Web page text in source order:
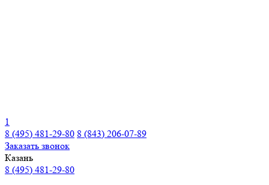
1
8 (495) 481-29-80 8 (843) 206-07-89
Заказать звонок
Казань
8 (495) 481-29-80